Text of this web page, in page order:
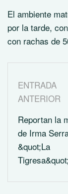
El ambiente
por la tarde,
con rachas de
ENTRADA
ANTERIOR
Reportan la
de Irma
&quot;La
Tigresa&quot;